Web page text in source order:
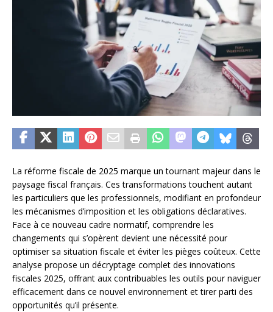
La réforme fiscale de 2025 marque un tournant majeur dans le
paysage fiscal français. Ces transformations touchent autant
les particuliers que les professionnels, modifiant en profondeur
les mécanismes d’imposition et les obligations déclaratives.
Face à ce nouveau cadre normatif, comprendre les
changements qui s’opèrent devient une nécessité pour
optimiser sa situation fiscale et éviter les pièges coûteux. Cette
analyse propose un décryptage complet des innovations
fiscales 2025, offrant aux contribuables les outils pour naviguer
efficacement dans ce nouvel environnement et tirer parti des
opportunités qu’il présente.